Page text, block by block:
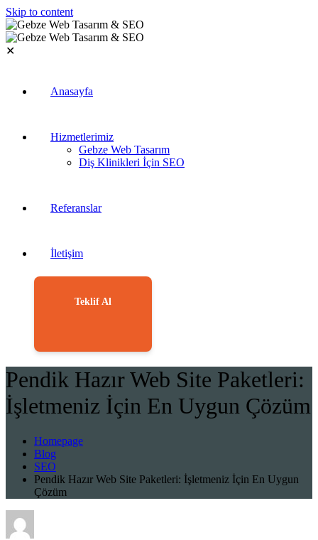
Skip to content
✕
Anasayfa
Hizmetlerimiz
Gebze Web Tasarım
Diş Klinikleri İçin SEO
Referanslar
İletişim
Teklif Al
Pendik Hazır Web Site Paketleri:
İşletmeniz İçin En Uygun Çözüm
Homepage
Blog
SEO
Pendik Hazır Web Site Paketleri: İşletmeniz İçin En Uygun
Çözüm